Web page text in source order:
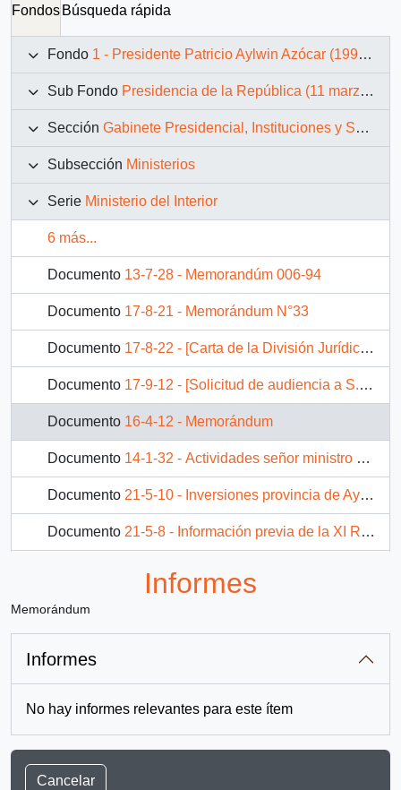
Fondos Búsqueda rápida
Fondo 1 - Presidente Patricio Aylwin Azócar (1990-1994)
Sub Fondo Presidencia de la República (11 marzo 1990 – 11 marzo 1994)
Sección Gabinete Presidencial, Instituciones y Servicios
Subsección Ministerios
Serie Ministerio del Interior
6 más...
Documento 13-7-28 - Memorandúm 006-94
Documento 17-8-21 - Memorándum N°33
Documento 17-8-22 - [Carta de la División Jurídica del Ministerio del Interior]
Documento 17-9-12 - [Solicitud de audiencia a S.E. el Presidente de la República, a través del Ministro del Interior].
Documento 16-4-12 - Memorándum
Documento 14-1-32 - Actividades señor ministro del interior día lunes 8 de abril 1991
Documento 21-5-10 - Inversiones provincia de Aysén
Documento 21-5-8 - Información previa de la XI Región de Aisen, a la reunion de intendentes regionales con S.E el presidente de la república
12-7-18 - Integrantes de la Comisión Asesora del Sr. Ministro del Interior
419 más...
Informes
Memorándum
Informes
No hay informes relevantes para este ítem
Cancelar